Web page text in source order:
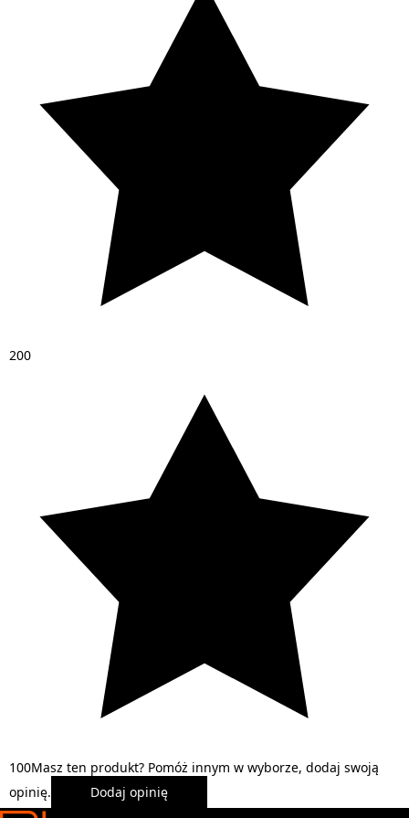
200
100Masz ten produkt? Pomóż innym w wyborze, dodaj swoją
opinię.
Dodaj opinię